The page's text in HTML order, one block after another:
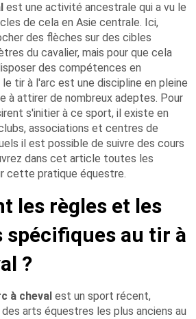
est une activité ancestrale qui a vu le
de cela en Asie centrale. Ici,
des flèches sur des cibles
du cavalier, mais pour que cela
des compétences en
le tir à l'arc est une discipline en pleine
à attirer de nombreux adeptes. Pour
s'initier à ce sport, il existe en
associations et centres de
il est possible de suivre des cours
dans cet article toutes les
cette pratique équestre.
les règles et les
spécifiques au tir à
?
à cheval est un sport récent,
arts équestres les plus anciens au